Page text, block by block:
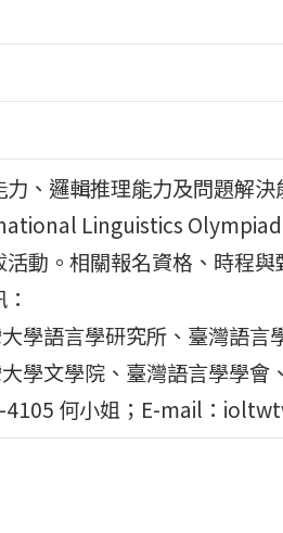
、邏輯推理能力及問題解
Linguistics
動。相關報名資格、時程
學語言學研究所、臺灣語言
學文學院、臺灣語言學學會
何小姐；E-mail：